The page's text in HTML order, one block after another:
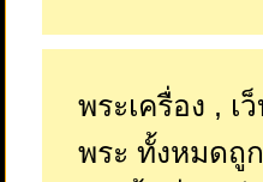
พระเครื่อง , เ
พระ ทั้งหมดถู